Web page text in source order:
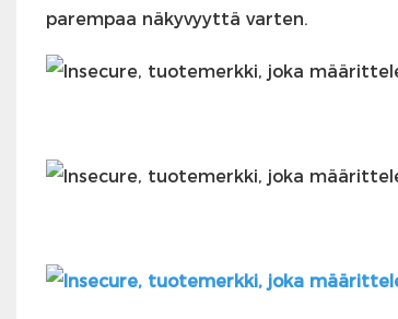
parempaa näkyvyyttä varten.